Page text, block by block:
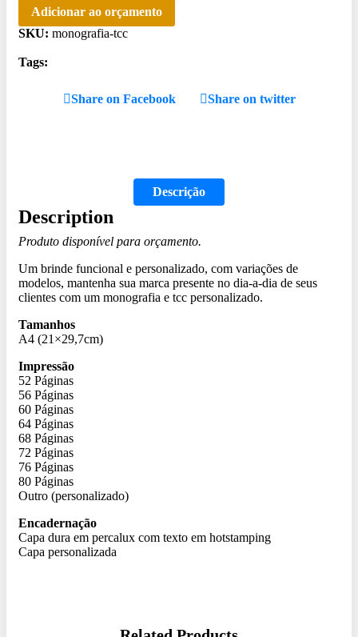
Adicionar ao orçamento
SKU: monografia-tcc
Tags:
Share on Facebook Share on twitter
Descrição
Description
Produto disponível para orçamento.
Um brinde funcional e personalizado, com variações de
modelos, mantenha sua marca presente no dia-a-dia de seus
clientes com um monografia e tcc personalizado.
Tamanhos
A4 (21×29,7cm)
Impressão
52 Páginas
56 Páginas
60 Páginas
64 Páginas
68 Páginas
72 Páginas
76 Páginas
80 Páginas
Outro (personalizado)
Encadernação
Capa dura em percalux com texto em hotstamping
Capa personalizada